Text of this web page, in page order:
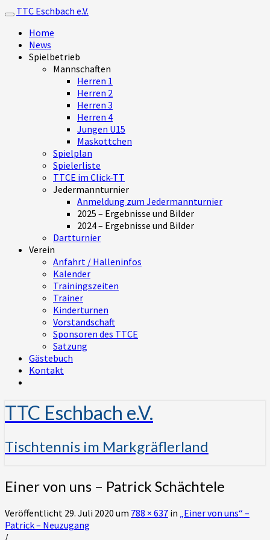
Toggle navigation
TTC Eschbach e.V.
Home
News
Spielbetrieb
Mannschaften
Herren 1
Herren 2
Herren 3
Herren 4
Jungen U15
Maskottchen
Spielplan
Spielerliste
TTCE im Click-TT
Jedermannturnier
Anmeldung zum Jedermannturnier
2025 – Ergebnisse und Bilder
2024 – Ergebnisse und Bilder
Dartturnier
Verein
Anfahrt / Halleninfos
Kalender
Trainingszeiten
Trainer
Kinderturnen
Vorstandschaft
Sponsoren des TTCE
Satzung
Gästebuch
Kontakt
TTC Eschbach e.V.
Tischtennis im Markgräflerland
Einer von uns – Patrick Schächtele
Veröffentlicht 29. Juli 2020 um 788 × 637 in „Einer von uns“ –
Patrick – Neuzugang
/